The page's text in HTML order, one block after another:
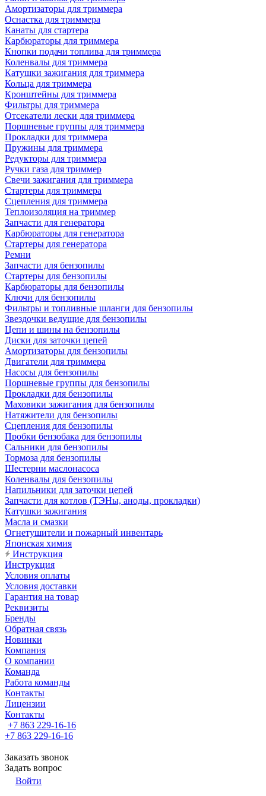
Амортизаторы для триммера
Оснастка для триммера
Канаты для стартера
Карбюраторы для триммера
Кнопки подачи топлива для триммера
Коленвалы для триммера
Катушки зажигания для триммера
Кольца для триммера
Кронштейны для триммера
Фильтры для триммера
Отсекатели лески для триммера
Поршневые группы для триммера
Прокладки для триммера
Пружины для триммера
Редукторы для триммера
Ручки газа для триммер
Свечи зажигания для триммера
Стартеры для триммера
Сцепления для триммера
Теплоизоляция на триммер
Запчасти для генератора
Карбюраторы для генератора
Стартеры для генератора
Ремни
Запчасти для бензопилы
Стартеры для бензопилы
Карбюраторы для бензопилы
Ключи для бензопилы
Фильтры и топливные шланги для бензопилы
Звездочки ведущие для бензопилы
Цепи и шины на бензопилы
Диски для заточки цепей
Амортизаторы для бензопилы
Двигатели для триммера
Насосы для бензопилы
Поршневые группы для бензопилы
Прокладки для бензопилы
Маховики зажигания для бензопилы
Натяжители для бензопилы
Сцепления для бензопилы
Пробки бензобака для бензопилы
Сальники для бензопилы
Тормоза для бензопилы
Шестерни маслонасоса
Коленвалы для бензопилы
Напильники для заточки цепей
Запчасти для котлов (ТЭНы, аноды, прокладки)
Катушки зажигания
Масла и смазки
Огнетушители и пожарный инвентарь
Японская химия
Инструкция
Инструкция
Условия оплаты
Условия доставки
Гарантия на товар
Реквизиты
Бренды
Обратная связь
Новинки
Компания
О компании
Команда
Работа команды
Контакты
Лицензии
Контакты
+7 863 229-16-16
+7 863 229-16-16
Заказать звонок
Задать вопрос
Войти